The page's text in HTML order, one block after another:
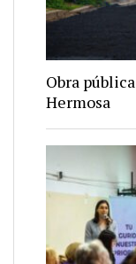
Obra
Hermosa